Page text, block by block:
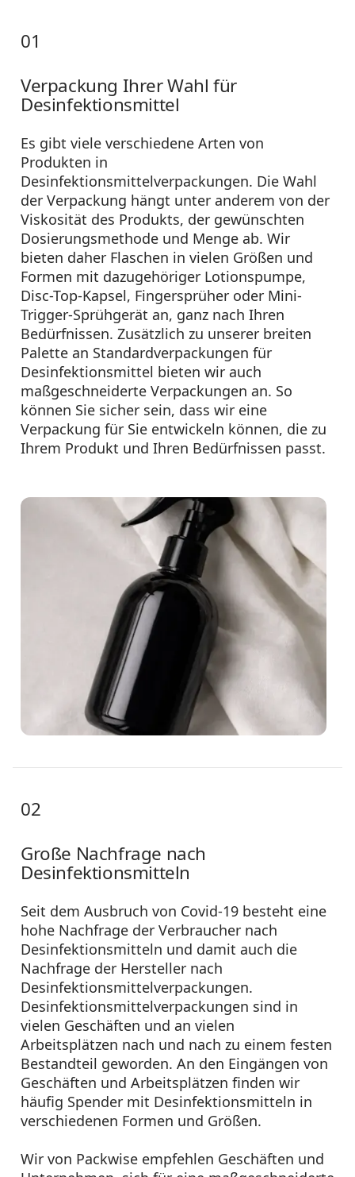
01
Verpackung Ihrer Wahl für
Desinfektionsmittel
Es gibt viele verschiedene Arten von
Produkten in
Desinfektionsmittelverpackungen. Die Wahl
der Verpackung hängt unter anderem von der
Viskosität des Produkts, der gewünschten
Dosierungsmethode und Menge ab. Wir
bieten daher Flaschen in vielen Größen und
Formen mit dazugehöriger Lotionspumpe,
Disc-Top-Kapsel, Fingersprüher oder Mini-
Trigger-Sprühgerät an, ganz nach Ihren
Bedürfnissen. Zusätzlich zu unserer breiten
Palette an Standardverpackungen für
Desinfektionsmittel bieten wir auch
maßgeschneiderte Verpackungen an. So
können Sie sicher sein, dass wir eine
Verpackung für Sie entwickeln können, die zu
Ihrem Produkt und Ihren Bedürfnissen passt.
02
Große Nachfrage nach
Desinfektionsmitteln
Seit dem Ausbruch von Covid-19 besteht eine
hohe Nachfrage der Verbraucher nach
Desinfektionsmitteln und damit auch die
Nachfrage der Hersteller nach
Desinfektionsmittelverpackungen.
Desinfektionsmittelverpackungen sind in
vielen Geschäften und an vielen
Arbeitsplätzen nach und nach zu einem festen
Bestandteil geworden. An den Eingängen von
Geschäften und Arbeitsplätzen finden wir
häufig Spender mit Desinfektionsmitteln in
verschiedenen Formen und Größen.
Wir von Packwise empfehlen Geschäften und